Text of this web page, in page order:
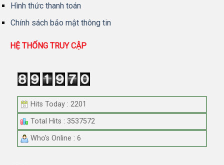
Hình thức thanh toán
Chính sách bảo mật thông tin
HỆ THỐNG TRUY CẬP
Hits Today : 2201
Total Hits : 3537572
Who's Online : 6